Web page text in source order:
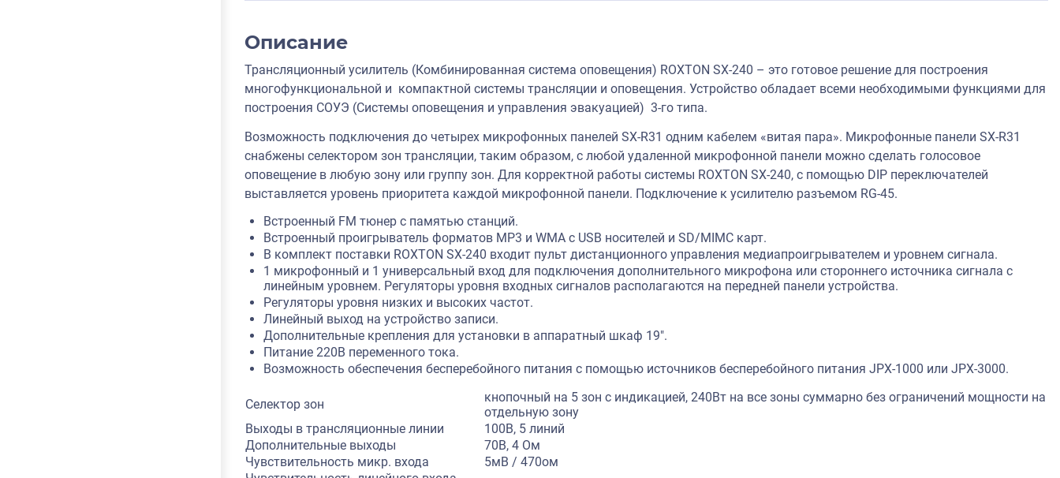
Описание
Трансляционный усилитель (Комбинированная система оповещения) ROXTON SX-240 – это готовое решение для построения
многофункциональной и компактной системы трансляции и оповещения. Устройство обладает всеми необходимыми функциями для
построения СОУЭ (Системы оповещения и управления эвакуацией) 3-го типа.
Возможность подключения до четырех микрофонных панелей SX-R31 одним кабелем «витая пара». Микрофонные панели SX-R31
снабжены селектором зон трансляции, таким образом, с любой удаленной микрофонной панели можно сделать голосовое
оповещение в любую зону или группу зон. Для корректной работы системы ROXTON SX-240, с помощью DIP переключателей
выставляется уровень приоритета каждой микрофонной панели. Подключение к усилителю разъемом RG-45.
Встроенный FM тюнер с памятью станций.
Встроенный проигрыватель форматов MP3 и WMA с USB носителей и SD/MIMC карт.
В комплект поставки ROXTON SX-240 входит пульт дистанционного управления медиапроигрывателем и уровнем сигнала.
1 микрофонный и 1 универсальный вход для подключения дополнительного микрофона или стороннего источника сигнала с
линейным уровнем. Регуляторы уровня входных сигналов располагаются на передней панели устройства.
Регуляторы уровня низких и высоких частот.
Линейный выход на устройство записи.
Дополнительные крепления для установки в аппаратный шкаф 19".
Питание 220В переменного тока.
Возможность обеспечения бесперебойного питания с помощью источников бесперебойного питания JPX-1000 или JPX-3000.
Селектор зон
кнопочный на 5 зон с индикацией, 240Вт на все зоны суммарно без ограничений мощности на
отдельную зону
Выходы в трансляционные линии
100В, 5 линий
Дополнительные выходы
70В, 4 Ом
Чувствительность микр. входа
5мВ / 470ом